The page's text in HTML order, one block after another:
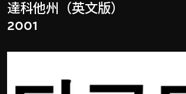
達科他州（英文版）
2001